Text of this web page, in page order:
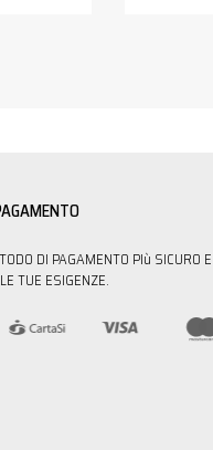
DI PAGAMENTO PIù SICURO E
TUE ESIGENZE.